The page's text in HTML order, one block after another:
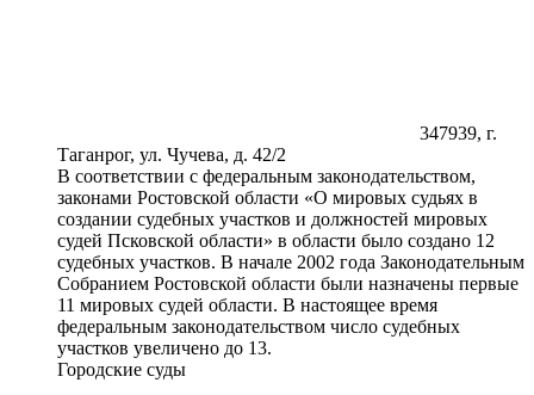
347939, г.
Таганрог, ул. Чучева, д. 42/2
В соответствии с федеральным законодательством,
законами Ростовской области «О мировых судьях в
создании судебных участков и должностей мировых
судей Псковской области» в области было создано 12
судебных участков. В начале 2002 года Законодательным
Собранием Ростовской области были назначены первые
11 мировых судей области. В настоящее время
федеральным законодательством число судебных
участков увеличено до 13.
Городские суды